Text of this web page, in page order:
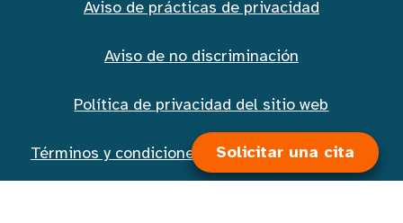
Solicitar una cita
Aviso de prácticas de privacidad
Aviso de no discriminación
Política de privacidad del sitio web
Términos y condiciones de la mensajería móvil